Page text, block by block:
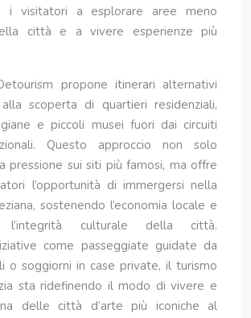
i visitatori a esplorare aree meno
città e a vivere esperienze più
propone itinerari alternativi
scoperta di quartieri residenziali,
e piccoli musei fuori dai circuiti
Questo approccio non solo
pressione sui siti più famosi, ma offre
l’opportunità di immergersi nella
sostenendo l’economia locale e
l’integrità culturale della città.
come passeggiate guidate da
o soggiorni in case private, il turismo
sta ridefinendo il modo di vivere e
delle città d’arte più iconiche al